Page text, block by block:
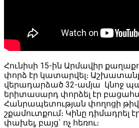
Հունիսի 15-ին Արմավիր
փորձ էր կատարվել։
վերադարձած 32-ամյա կնոջ
երիտասարդ փորձել էր
Հանրապետության փողոցի թիվ
շքամուտքում։ Կինը դիմադրել
փախել, բայց` ոչ հեռու։